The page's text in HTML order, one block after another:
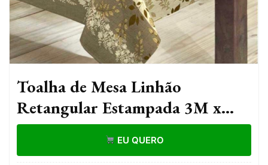
Toalha de Mesa Linhão
Retangular Estampada 3M x
1,50M
EU QUERO